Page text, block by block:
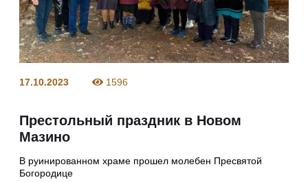
17.10.2023 1596
Престольный праздник в Новом
Мазино
В руинированном храме прошел молебен Пресвятой
Богородице